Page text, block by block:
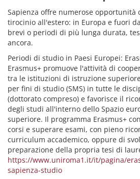
Sapienza offre numerose opportunità
tirocinio all'estero: in Europa e fuori
brevi o periodi di più lunga durata,
ancora.
Periodi di studio in Paesi Europei:
Erasmus+ promuove l'attività di
tra le istituzioni di istruzione
per fini di studio (SMS) in tutte le
(dottorato compreso) e favorisce il
degli studi all'interno dello Spazio
superiore. Il programma Erasmus+
corsi e superare esami, con pieno
curriculum accademico, oppure di
preparazione della propria tesi di
https://www.uniroma1.it/it/pagina/
sapienza-studio